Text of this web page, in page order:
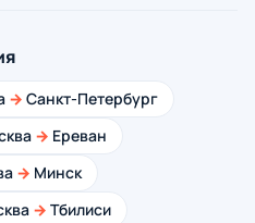
→ Санкт-Петербург
→ Ереван
→ Минск
→ Тбилиси